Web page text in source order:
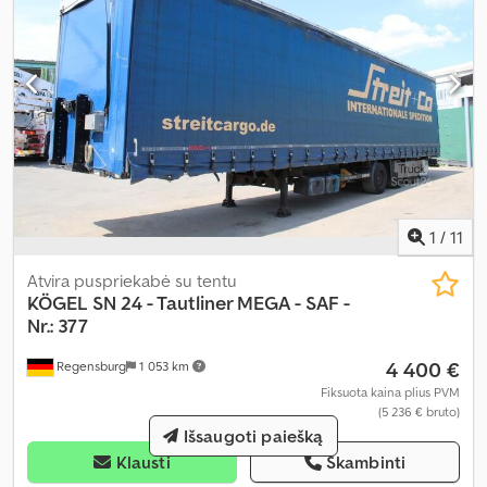
1 / 11
Regensburg 1 053 km
Atvira puspriekabė su tentu
KÖGEL SN 24 - Tautliner MEGA - SAF -
Nr.: 377
4 400 €
Fiksuota kaina plius PVM
(5 236 € bruto)
Klausti Skambinti
Išsaugoti paiešką